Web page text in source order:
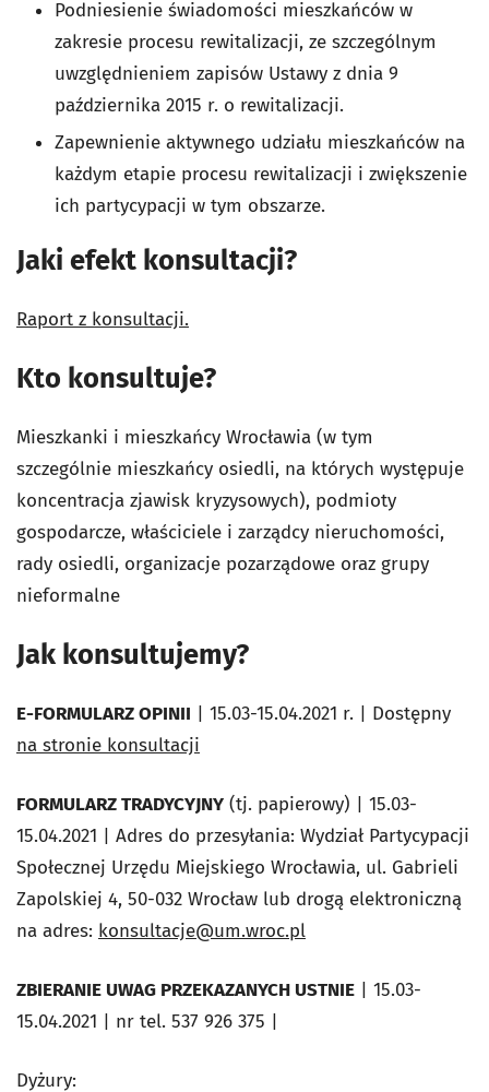
Podniesienie świadomości mieszkańców w
zakresie procesu rewitalizacji, ze szczególnym
uwzględnieniem zapisów Ustawy z dnia 9
października 2015 r. o rewitalizacji.
Zapewnienie aktywnego udziału mieszkańców na
każdym etapie procesu rewitalizacji i zwiększenie
ich partycypacji w tym obszarze.
Jaki efekt konsultacji?
Raport z konsultacji.
Kto konsultuje?
Mieszkanki i mieszkańcy Wrocławia (w tym
szczególnie mieszkańcy osiedli, na których występuje
koncentracja zjawisk kryzysowych), podmioty
gospodarcze, właściciele i zarządcy nieruchomości,
rady osiedli, organizacje pozarządowe oraz grupy
nieformalne
Jak konsultujemy?
E-FORMULARZ OPINII | 15.03-15.04.2021 r. | Dostępny
na stronie konsultacji
FORMULARZ TRADYCYJNY (tj. papierowy) | 15.03-
15.04.2021 | Adres do przesyłania: Wydział Partycypacji
Społecznej Urzędu Miejskiego Wrocławia, ul. Gabrieli
Zapolskiej 4, 50-032 Wrocław lub drogą elektroniczną
na adres: konsultacje@um.wroc.pl
ZBIERANIE UWAG PRZEKAZANYCH USTNIE | 15.03-
15.04.2021 | nr tel. 537 926 375 |
Dyżury: